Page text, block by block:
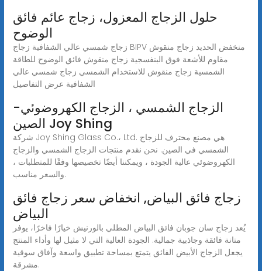
حلول الزجاج المعزول، زجاج عائم فائق
الوضوح
زجاج شمسي عالي الشفافية زجاج BIPV منخفض الحديد زجاج منقوش
مقاوم للأشعة فوق البنفسجية زجاج منقوش فائق الوضوح للطاقة
الشمسية زجاج منقوش للاستخدام الشمسي زجاج شمسي عالي
الشفافية عرض التفاصيل
الزجاج الشمسي ، الزجاج الكهروضوئي-
الصين Joy Shing
شركة Joy Shing Glass Co.، Ltd. هي مصنع محترف للزجاج
الشمسي في الصين. نحن نقدم منتجات الزجاج الشمسي والزجاج
الكهروضوئي عالية الجودة ، ويمكننا أيضًا تخصيصها وفقًا للمتطلبات ،
والسعر مناسب.
زجاج فائق البياض, انخفاض سعر زجاج فائق
البياض
يُعد زجاج سان جوبان فائق البياض المطلي بالورنيش خيارًا فاخرًا، يوفر
متانة فائقة وجاذبية جمالية. الجودة العالية التي لا مثيل لها وأداء المنتج
يجعل الزجاج الأبيض الفائق يتمتع بمساحة تطبيق واسعة وآفاق سوقية
مشرقة.